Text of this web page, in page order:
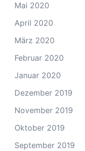
Mai 2020
April 2020
März 2020
Februar 2020
Januar 2020
Dezember 2019
November 2019
Oktober 2019
September 2019